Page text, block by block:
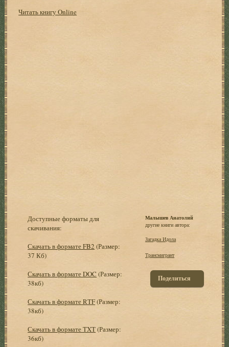
Читать книгу Online
Доступные форматы для
скачивания:
Скачать в формате FB2 (Размер:
37 Кб)
Скачать в формате DOC (Размер:
38кб)
Скачать в формате RTF(Размер:
38кб)
Скачать в формате TXT(Размер:
36кб)
Малышев Анатолий
другие книги автора:
Загадка Идола
Трансмигрант
Поделиться